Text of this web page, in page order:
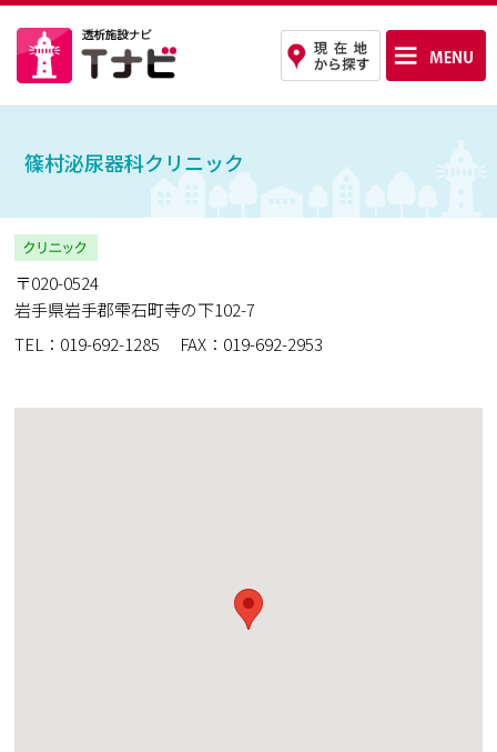
篠村泌尿器科クリニック
〒020-0524
岩手県岩手郡雫石町寺の下102-7
TEL：019-692-1285
FAX：019-692-2953